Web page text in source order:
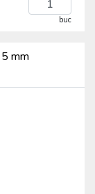
buc
mm